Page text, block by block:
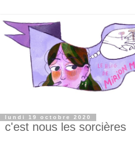
lundi 19 octobre 2020
c'est nous les sorcières